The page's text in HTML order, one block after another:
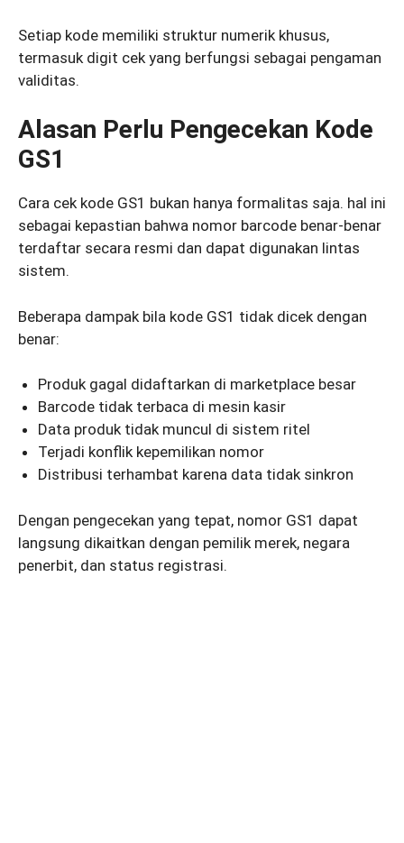
Setiap kode memiliki struktur numerik khusus,
termasuk digit cek yang berfungsi sebagai pengaman
validitas.
Alasan Perlu Pengecekan Kode
GS1
Cara cek kode GS1 bukan hanya formalitas saja. hal ini
sebagai kepastian bahwa nomor barcode benar-benar
terdaftar secara resmi dan dapat digunakan lintas
sistem.
Beberapa dampak bila kode GS1 tidak dicek dengan
benar:
Produk gagal didaftarkan di marketplace besar
Barcode tidak terbaca di mesin kasir
Data produk tidak muncul di sistem ritel
Terjadi konflik kepemilikan nomor
Distribusi terhambat karena data tidak sinkron
Dengan pengecekan yang tepat, nomor GS1 dapat
langsung dikaitkan dengan pemilik merek, negara
penerbit, dan status registrasi.